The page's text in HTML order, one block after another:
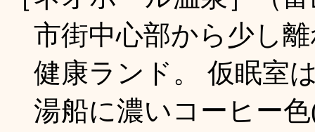
市街中心部から少し
健康ランド。 仮眠室
湯船に濃いコーヒー